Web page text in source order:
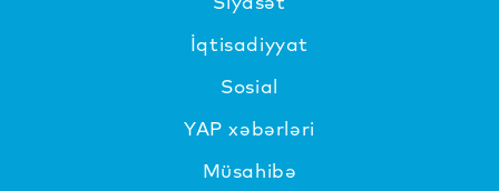
İqtisadiyyat
Sosial
YAP xəbərləri
Müsahibə